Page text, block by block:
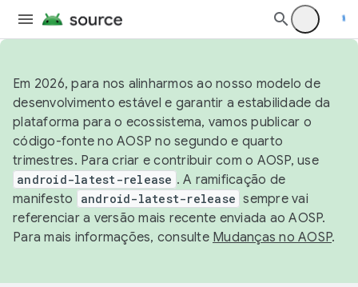
Em 2026, para nos alinharmos ao nosso modelo de
desenvolvimento estável e garantir a estabilidade da
plataforma para o ecossistema, vamos publicar o
código-fonte no AOSP no segundo e quarto
trimestres. Para criar e contribuir com o AOSP, use
android-latest-release . A ramificação de
manifesto
android-latest-release sempre vai
referenciar a versão mais recente enviada ao AOSP.
Para mais informações, consulte Mudanças no AOSP.